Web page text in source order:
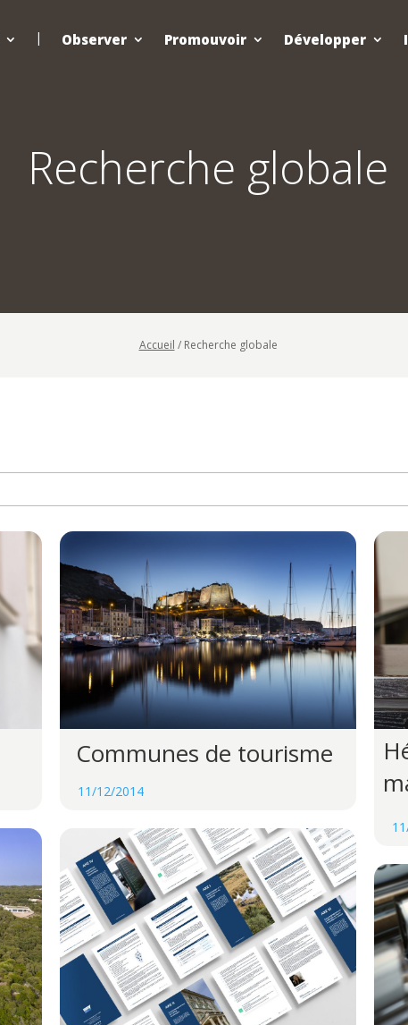
Observer Promouvoir Développer
Recherche globale
Accueil / Recherche globale
Communes de tourisme
11/12/2014